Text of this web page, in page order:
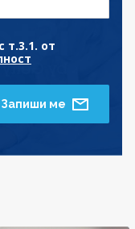
т.3.1. от
Запиши ме